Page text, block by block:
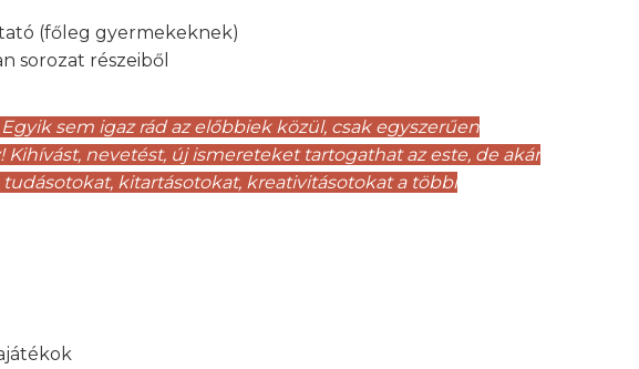
(főleg gyermekeknek)
sorozat részeiből
sem igaz rád az előbbiek közül, csak egyszerűen
nevetést, új ismereteket tartogathat az este, de akár
kitartásotokat, kreativitásotokat a többi